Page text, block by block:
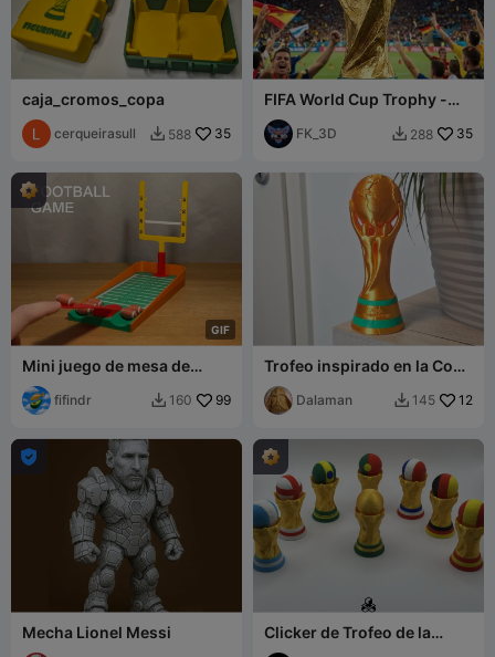
caja_cromos_copa
cerqueirasull  588 35
FIFA World Cup Trophy -
Actual Size
FK_3D  288 35
GIF
Mini juego de mesa de
fútbol americano a golpe
de dedo
fifindr  160 99
Trofeo inspirado en la Copa
del Mundo
Dalaman  145 12

Mecha Lionel Messi
Clicker de Trofeo de la
Copa del Mundo